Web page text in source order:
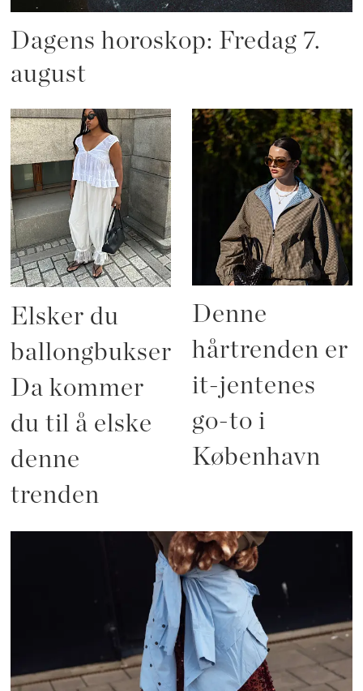
Dagens horoskop: Fredag 7.
august
Elsker du
ballongbukser?
Da kommer
du til å elske
denne
trenden
Denne
hårtrenden er
it-jentenes
go-to i
København